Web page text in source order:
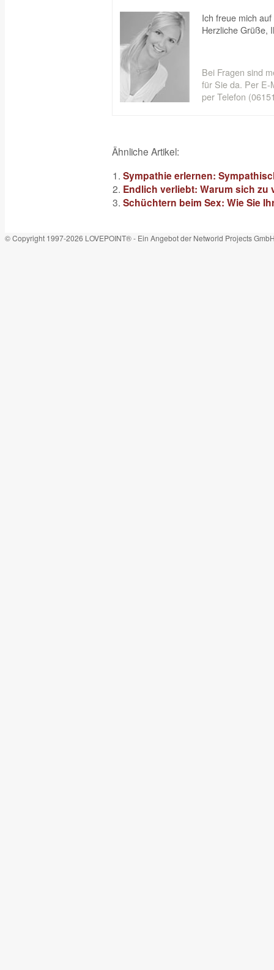
Ich freue mich auf
Herzliche Grüße,
Bei Fragen sind
für Sie da. Per E-
per Telefon
Ähnliche Artikel:
Sympathie erlernen:
Endlich verliebt: Warum sich
Schüchtern beim Sex: Wie Sie
© Copyright 1997-2026 LOVEPOINT® - Ein Angebot der Networld Projects